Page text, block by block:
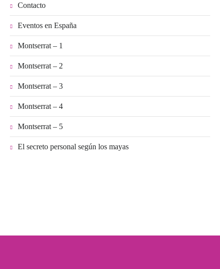
Contacto
Eventos en España
Montserrat – 1
Montserrat – 2
Montserrat – 3
Montserrat – 4
Montserrat – 5
El secreto personal según los mayas